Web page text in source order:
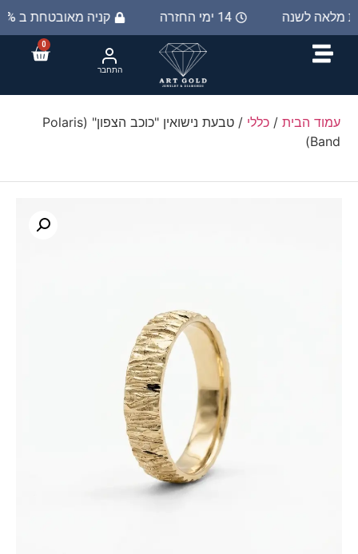
קניה מאובטחת ב 100% 14 ימי החזרה מלאה לשנה
0
התחבר
עמוד הבית / כללי
/ ​טבעת נישואין "כוכב הצפון" (Polaris
Band)